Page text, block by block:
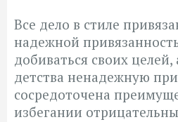
Все дело в стиле
надежной
добиваться своих
детства ненадежную
сосредоточена
избегании